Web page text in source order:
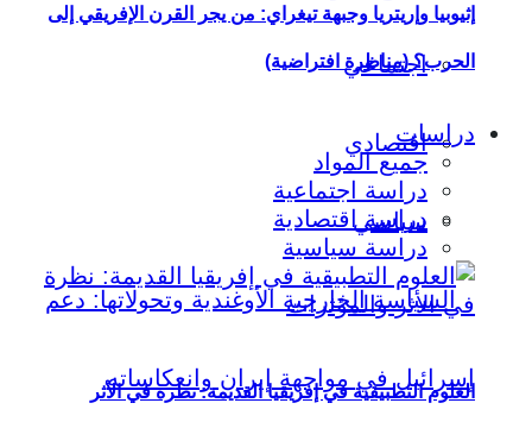
اجتماعي
اقتصادي
سياسي
إثيوبيا وإريتريا وجبهة تيغراي: من يجر القرن الإفريقي إلى
الحرب؟ (مناظرة افتراضية)
دراسات
جميع المواد
دراسة اجتماعية
دراسة اقتصادية
دراسة سياسية
العلوم التطبيقية في إفريقيا القديمة: نظرة في الأثر